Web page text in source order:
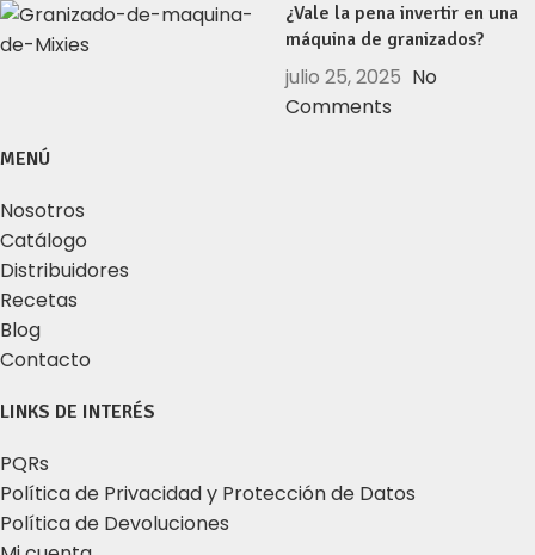
¿Vale la pena invertir en una
máquina de granizados?
julio 25, 2025 No
Comments
MENÚ
Nosotros
Catálogo
Distribuidores
Recetas
Blog
Contacto
LINKS DE INTERÉS
PQRs
Política de Privacidad y Protección de Datos
Política de Devoluciones